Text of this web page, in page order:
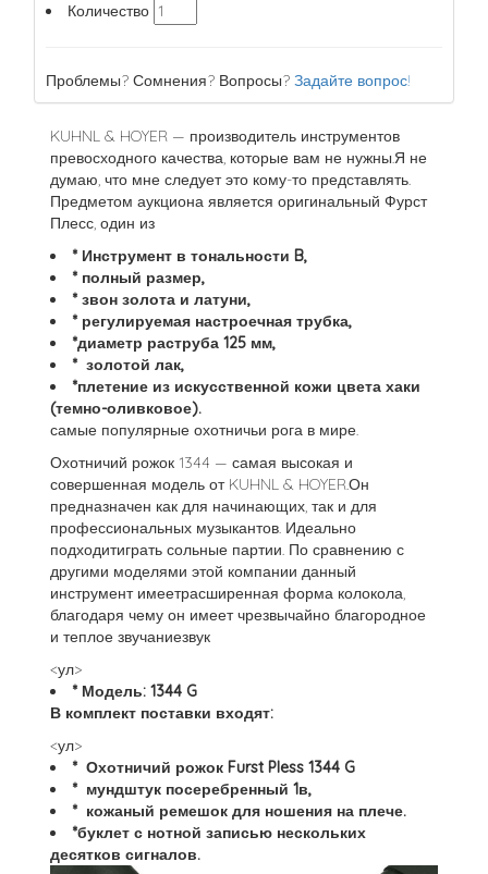
Количество
Проблемы? Сомнения? Вопросы? Задайте вопрос!
KUHNL & HOYER — производитель инструментов
превосходного качества, которые вам не нужны.Я не
думаю, что мне следует это кому-то представлять.
Предметом аукциона является оригинальный Фурст
Плесс, один из
* Инструмент в тональности B,
* полный размер,
* звон золота и латуни,
* регулируемая настроечная трубка,
*диаметр раструба 125 мм,
* золотой лак,
*плетение из искусственной кожи цвета хаки
(темно-оливковое).
самые популярные охотничьи рога в мире.
Охотничий рожок 1344 — самая высокая и
совершенная модель от KUHNL & HOYER.Он
предназначен как для начинающих, так и для
профессиональных музыкантов. Идеально
подходитиграть сольные партии. По сравнению с
другими моделями этой компании данный
инструмент имеетрасширенная форма колокола,
благодаря чему он имеет чрезвычайно благородное
и теплое звучаниезвук
<ул>
* Модель: 1344 G
В комплект поставки входят:
<ул>
* Охотничий рожок Furst Pless 1344 G
* мундштук посеребренный 1в,
* кожаный ремешок для ношения на плече.
*буклет с нотной записью нескольких
десятков сигналов.